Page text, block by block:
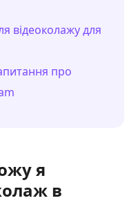
відеоколажу для
про
я
в